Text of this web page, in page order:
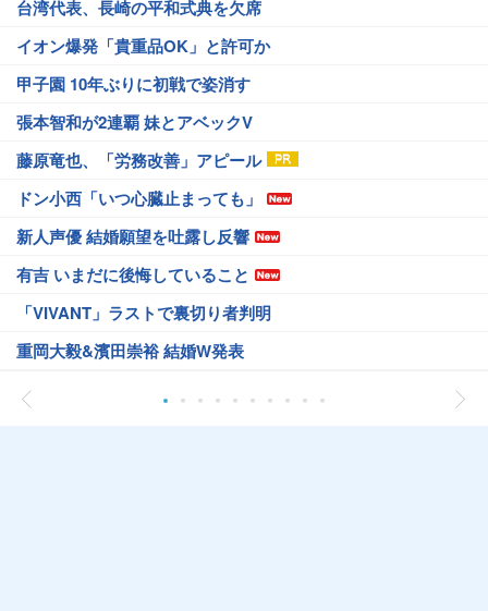
台湾代表、長崎の平和式典を欠席
イオン爆発「貴重品OK」と許可か
甲子園 10年ぶりに初戦で姿消す
張本智和が2連覇 妹とアベックV
藤原竜也、「労務改善」アピール
ドン小西「いつ心臓止まっても」
新人声優 結婚願望を吐露し反響
有吉 いまだに後悔していること
「VIVANT」ラストで裏切り者判明
重岡大毅&濱田崇裕 結婚W発表